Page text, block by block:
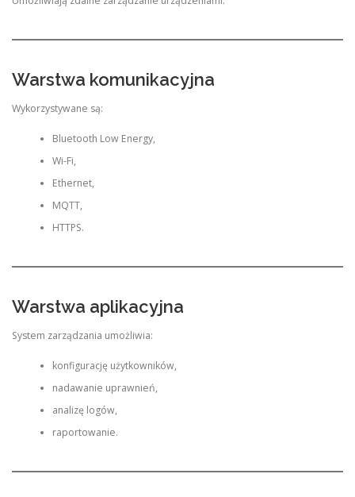
Warstwa komunikacyjna
Wykorzystywane są:
Bluetooth Low Energy,
Wi-Fi,
Ethernet,
MQTT,
HTTPS.
Warstwa aplikacyjna
System zarządzania umożliwia:
konfigurację użytkowników,
nadawanie uprawnień,
analizę logów,
raportowanie.